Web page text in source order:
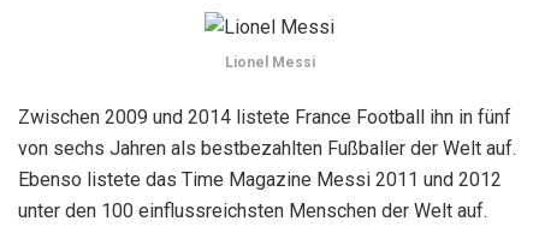
Lionel Messi
Zwischen 2009 und 2014 listete France Football ihn in fünf
von sechs Jahren als bestbezahlten Fußballer der Welt auf.
Ebenso listete das Time Magazine Messi 2011 und 2012
unter den 100 einflussreichsten Menschen der Welt auf.